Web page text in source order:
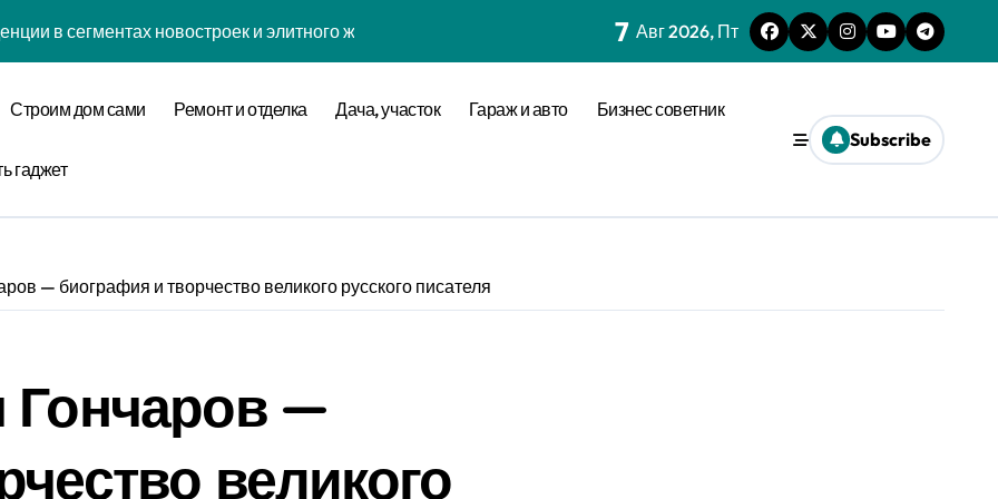
в сегментах новостроек и элитного жилья
улице 24
металлопроката
бизнес-класса у метро Павелецкая
для современного загородного строительства
и сервисных станций на крупных проспектах
7 Авг 2026, Пт
Строим дом сами Ремонт и отделка Дача, участок Гараж и авто Бизнес советник
гаджет
Subscribe
— биография и творчество великого русского писателя
Гончаров —
великого